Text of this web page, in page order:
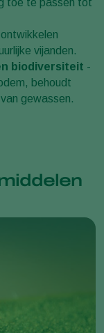
toe te passen tot
vijanden.
biodiversiteit -
behoudt
gewassen.